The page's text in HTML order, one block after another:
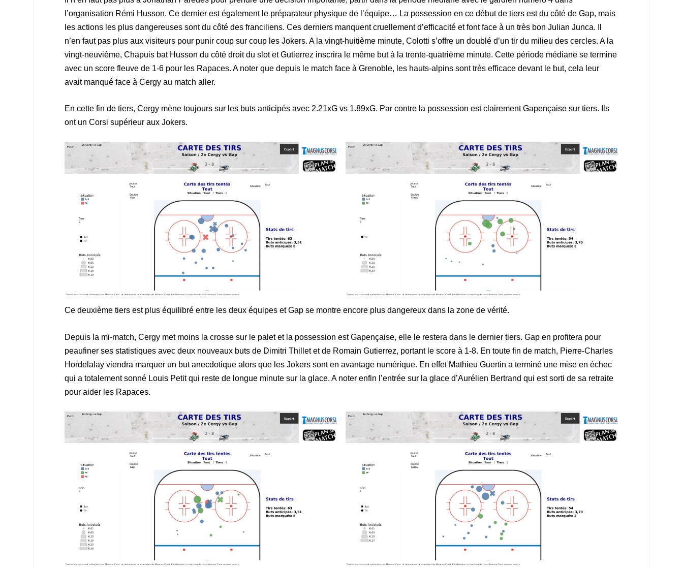
l’organisation Rémi Husson. Ce dernier est également le préparateur physique de l’équipe… La possession en ce début de tiers est du côté de Gap, mais
les actions les plus dangereuses sont du côté des franciliens. Ces derniers manquent cruellement d’efficacité et font face à un très bon Julian Junca. Il
n’en faut pas plus aux visiteurs pour punir coup sur coup les Jokers. A la vingt-huitième minute, Colotti s’offre un doublé d’un tir du milieu des cercles. A la
vingt-neuvième, Chapuis bat Husson du côté droit du slot et Gutierrez inscrira le même but à la trente-quatrième minute. Cette période médiane se termine
avec un score fleuve de 1-6 pour les Rapaces. A noter que depuis le match face à Grenoble, les hauts-alpins sont très efficace devant le but, cela leur
avait manqué face à Cergy au match aller.
En cette fin de tiers, Cergy mène toujours sur les buts anticipés avec 2.21xG vs 1.89xG. Par contre la possession est clairement Gapençaise sur tiers. Ils
ont un Corsi supérieur aux Jokers.
Ce deuxième tiers est plus équilibré entre les deux équipes et Gap se montre encore plus dangereux dans la zone de vérité.
Depuis la mi-match, Cergy met moins la crosse sur le palet et la possession est Gapençaise, elle le restera dans le dernier tiers. Gap en profitera pour
peaufiner ses statistiques avec deux nouveaux buts de Dimitri Thillet et de Romain Gutierrez, portant le score à 1-8. En toute fin de match, Pierre-Charles
Hordelalay viendra marquer un but anecdotique alors que les Jokers sont en avantage numérique. En effet Mathieu Guertin a terminé une mise en échec
qui a totalement sonné Louis Petit qui reste de longue minute sur la glace. A noter enfin l’entrée sur la glace d’Aurélien Bertrand qui est sorti de sa retraite
pour aider les Rapaces.